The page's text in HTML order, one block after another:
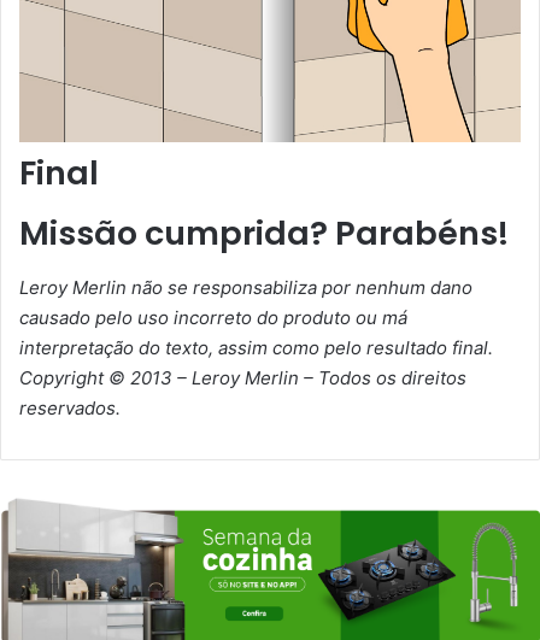
Final
Missão cumprida? Parabéns!
Leroy Merlin não se responsabiliza por nenhum dano
causado pelo uso incorreto do produto ou má
interpretação do texto, assim como pelo resultado final.
Copyright © 2013 – Leroy Merlin – Todos os direitos
reservados.